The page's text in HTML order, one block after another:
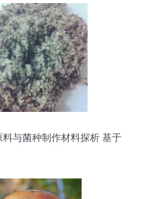
料与菌种制作材料探析 基于